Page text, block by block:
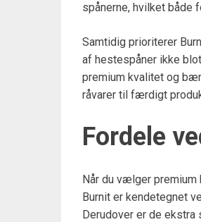
spånerne, hvilket både
Samtidig prioriterer
af hestespåner ikke
premium kvalitet og
råvarer til færdigt
Fordele
Når du vælger
Burnit er kendetegnet
Derudover er de